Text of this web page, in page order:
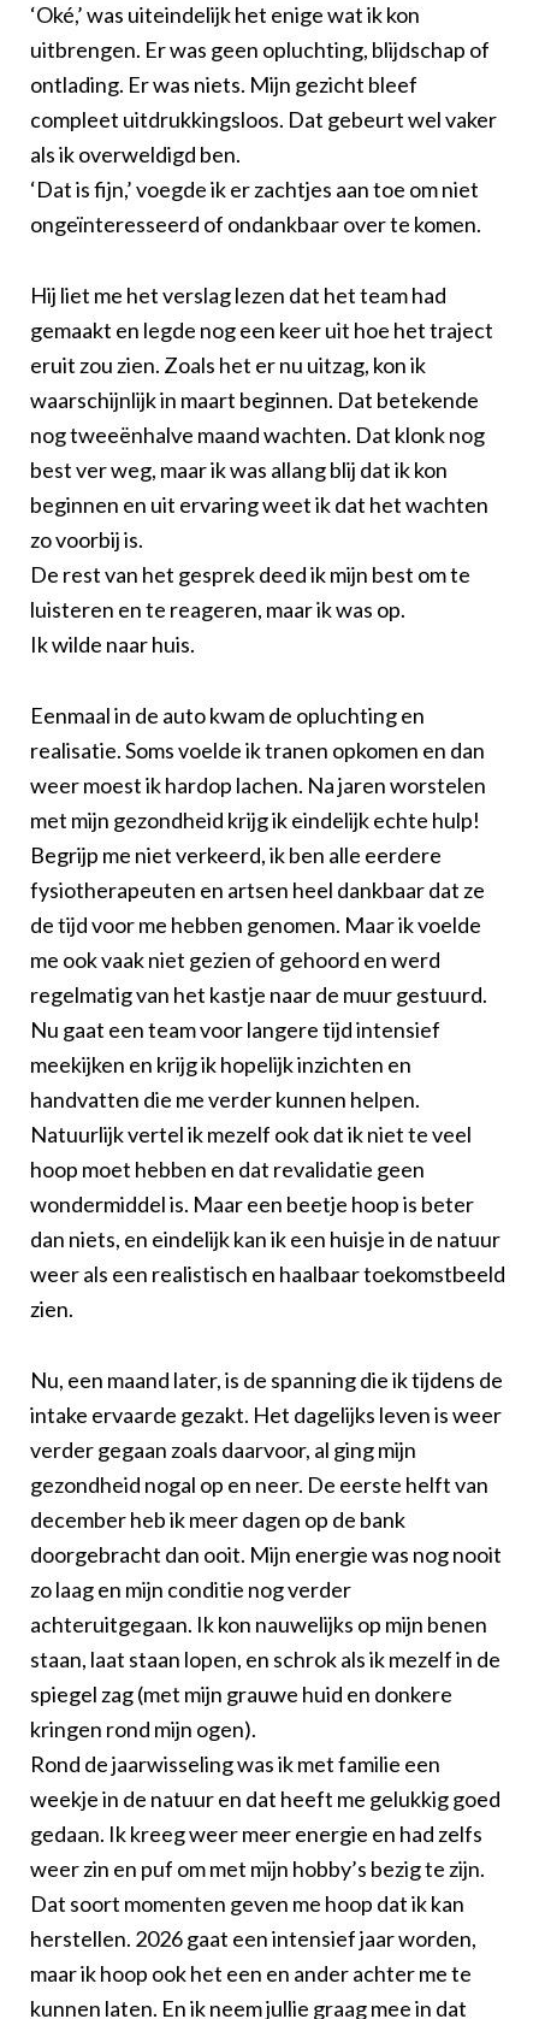
‘Oké,’ was uiteindelijk het enige wat ik kon
uitbrengen. Er was geen opluchting, blijdschap of
ontlading. Er was niets. Mijn gezicht bleef
compleet uitdrukkingsloos. Dat gebeurt wel vaker
als ik overweldigd ben.
‘Dat is fijn,’ voegde ik er zachtjes aan toe om niet
ongeïnteresseerd of ondankbaar over te komen.
Hij liet me het verslag lezen dat het team had
gemaakt en legde nog een keer uit hoe het traject
eruit zou zien. Zoals het er nu uitzag, kon ik
waarschijnlijk in maart beginnen. Dat betekende
nog tweeënhalve maand wachten. Dat klonk nog
best ver weg, maar ik was allang blij dat ik kon
beginnen en uit ervaring weet ik dat het wachten
zo voorbij is.
De rest van het gesprek deed ik mijn best om te
luisteren en te reageren, maar ik was op.
Ik wilde naar huis.
Eenmaal in de auto kwam de opluchting en
realisatie. Soms voelde ik tranen opkomen en dan
weer moest ik hardop lachen. Na jaren worstelen
met mijn gezondheid krijg ik eindelijk echte hulp!
Begrijp me niet verkeerd, ik ben alle eerdere
fysiotherapeuten en artsen heel dankbaar dat ze
de tijd voor me hebben genomen. Maar ik voelde
me ook vaak niet gezien of gehoord en werd
regelmatig van het kastje naar de muur gestuurd.
Nu gaat een team voor langere tijd intensief
meekijken en krijg ik hopelijk inzichten en
handvatten die me verder kunnen helpen.
Natuurlijk vertel ik mezelf ook dat ik niet te veel
hoop moet hebben en dat revalidatie geen
wondermiddel is. Maar een beetje hoop is beter
dan niets, en eindelijk kan ik een huisje in de natuur
weer als een realistisch en haalbaar toekomstbeeld
zien.
Nu, een maand later, is de spanning die ik tijdens de
intake ervaarde gezakt. Het dagelijks leven is weer
verder gegaan zoals daarvoor, al ging mijn
gezondheid nogal op en neer. De eerste helft van
december heb ik meer dagen op de bank
doorgebracht dan ooit. Mijn energie was nog nooit
zo laag en mijn conditie nog verder
achteruitgegaan. Ik kon nauwelijks op mijn benen
staan, laat staan lopen, en schrok als ik mezelf in de
spiegel zag (met mijn grauwe huid en donkere
kringen rond mijn ogen).
Rond de jaarwisseling was ik met familie een
weekje in de natuur en dat heeft me gelukkig goed
gedaan. Ik kreeg weer meer energie en had zelfs
weer zin en puf om met mijn hobby’s bezig te zijn.
Dat soort momenten geven me hoop dat ik kan
herstellen. 2026 gaat een intensief jaar worden,
maar ik hoop ook het een en ander achter me te
kunnen laten. En ik neem jullie graag mee in dat